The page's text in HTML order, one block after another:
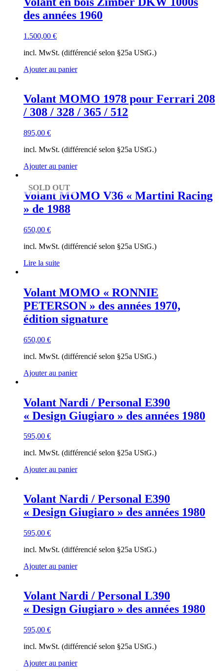
des années 1960
1.500,00 €
incl. MwSt. (différencié selon §25a UStG.)
Ajouter au panier
Volant MOMO 1978 pour Ferrari 208
/ 308 / 328 / 365 / 512
895,00 €
incl. MwSt. (différencié selon §25a UStG.)
Ajouter au panier
SOLD OUT
Volant MOMO V36 « Martini Racing
» de 1988
650,00 €
incl. MwSt. (différencié selon §25a UStG.)
Lire la suite
Volant MOMO « RONNIE
PETERSON » des années 1970,
édition signature
650,00 €
incl. MwSt. (différencié selon §25a UStG.)
Ajouter au panier
Volant Nardi / Personal E390
« Design Giugiaro » des années 1980
595,00 €
incl. MwSt. (différencié selon §25a UStG.)
Ajouter au panier
Volant Nardi / Personal E390
« Design Giugiaro » des années 1980
595,00 €
incl. MwSt. (différencié selon §25a UStG.)
Ajouter au panier
Volant Nardi / Personal L390
« Design Giugiaro » des années 1980
595,00 €
incl. MwSt. (différencié selon §25a UStG.)
Ajouter au panier